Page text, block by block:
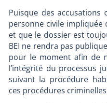
Puisque des
personne civile impliquée
et que le dossier est
BEI ne rendra pas
pour le moment afin de
l’intégrité du processus
suivant la procédure
ces procédures